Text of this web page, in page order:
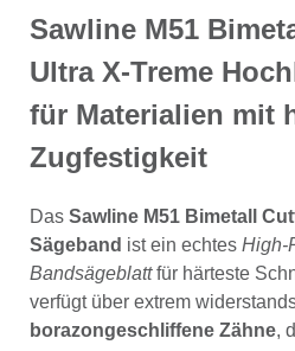
Sawline M51
Ultra X-Treme
für Materialien mit
Zugfestigkeit
Das Sawline M51 Bimetall
Sägeband ist ein echtes High-
Bandsägeblattfür härteste
verfügt über extrem
borazongeschliffene Zähne,